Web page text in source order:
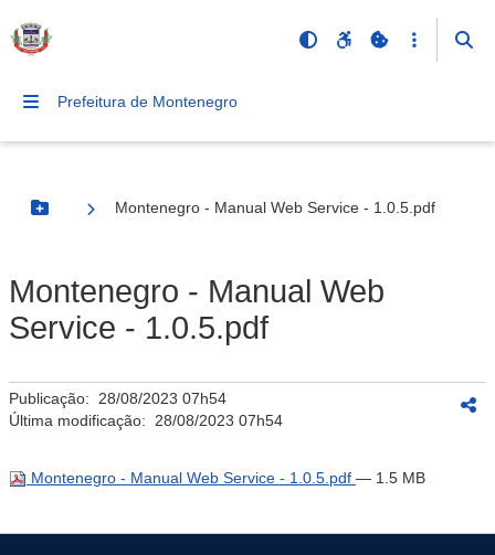
Prefeitura de Montenegro
Botão Menu
Montenegro - Manual Web Service - 1.0.5.pdf
Montenegro - Manual Web
Service - 1.0.5.pdf
Publicação: 28/08/2023 07h54
Última modificação: 28/08/2023 07h54
Montenegro - Manual Web Service - 1.0.5.pdf — 1.5 MB